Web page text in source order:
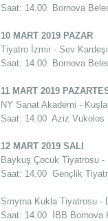
Saat: 14.00 Bornova
10 MART 2019 PAZAR
Tiyatro İzmir - Sev
Saat: 14.00 Bornova
11 MART 2019
NY Sanat Akademi -
Saat: 14.00 Aziz Vukolos
12 MART 2019 SALI
Baykuş Çocuk Tiyatrosu
Saat: 14.00 Gençlik
Smyrna Kukla Tiyatrosu -
Saat: 14.00 İBB Bornova